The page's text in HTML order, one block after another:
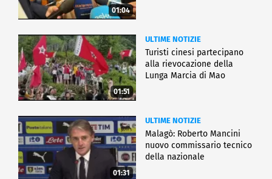
01:04
01:51
ULTIME NOTIZIE
Turisti cinesi partecipano
alla rievocazione della
Lunga Marcia di Mao
01:31
ULTIME NOTIZIE
Malagò: Roberto Mancini
nuovo commissario tecnico
della nazionale